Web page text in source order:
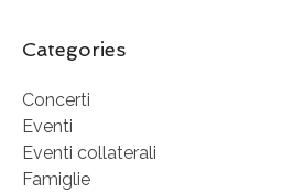
Categories
Concerti
Eventi
Eventi collaterali
Famiglie